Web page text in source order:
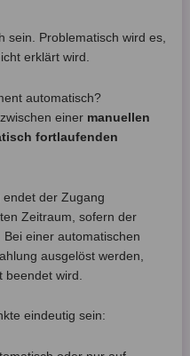
sein. Problematisch wird es,
erklärt wird.
automatisch?
einer manuellen
fortlaufenden
endet der Zugang
Zeitraum, sofern der
einer automatischen
ausgelöst werden,
wird.
eindeutig sein: